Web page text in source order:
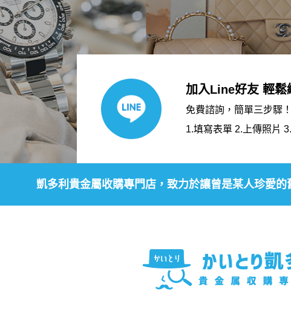
加入Line好友 輕鬆
免費諮詢，簡單三步驟！
1.填寫表單 2.上傳照片
凱多利貴金屬收購專門店，致力於讓曾是某人珍愛的